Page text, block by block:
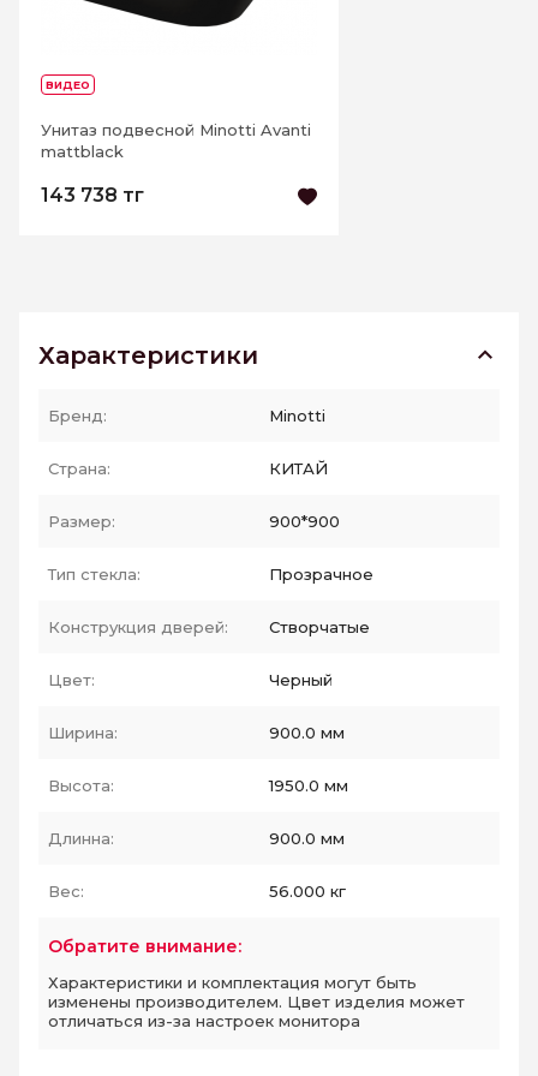
ВИДЕО
Унитаз подвесной Minotti Avanti
mattblack
143 738 тг
Характеристики
Бренд: Minotti
Страна: КИТАЙ
Размер: 900*900
Тип стекла: Прозрачное
Конструкция дверей: Створчатые
Цвет: Черный
Ширина: 900.0 мм
Высота: 1950.0 мм
Длинна: 900.0 мм
Вес: 56.000 кг
Обратите внимание:
Характеристики и комплектация могут быть
изменены производителем. Цвет изделия может
отличаться из-за настроек монитора